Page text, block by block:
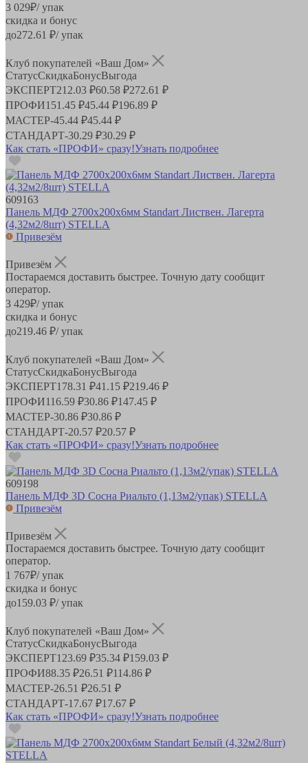
3 029₽/ упак
скидка и бонус
до272.61 ₽/ упак
Клуб покупателей «Ваш Дом»
СтатусСкидкаБонусВыгода
ЭКСПЕРТ212.03 ₽60.58 ₽272.61 ₽
ПРОФИ151.45 ₽45.44 ₽196.89 ₽
МАСТЕР-45.44 ₽45.44 ₽
СТАНДАРТ-30.29 ₽30.29 ₽
Как стать «ПРОФИ» сразу!Узнать подробнее
609163
Панель МДФ 2700х200х6мм Standart Листвен. Лагерта
(4,32м2/8шт) STELLA
Привезём
Привезём
Постараемся доставить быстрее. Точную дату сообщит
оператор.
3 429₽/ упак
скидка и бонус
до219.46 ₽/ упак
Клуб покупателей «Ваш Дом»
СтатусСкидкаБонусВыгода
ЭКСПЕРТ178.31 ₽41.15 ₽219.46 ₽
ПРОФИ116.59 ₽30.86 ₽147.45 ₽
МАСТЕР-30.86 ₽30.86 ₽
СТАНДАРТ-20.57 ₽20.57 ₽
Как стать «ПРОФИ» сразу!Узнать подробнее
609198
Панель МДФ 3D Сосна Риальто (1,13м2/упак) STELLA
Привезём
Привезём
Постараемся доставить быстрее. Точную дату сообщит
оператор.
1 767₽/ упак
скидка и бонус
до159.03 ₽/ упак
Клуб покупателей «Ваш Дом»
СтатусСкидкаБонусВыгода
ЭКСПЕРТ123.69 ₽35.34 ₽159.03 ₽
ПРОФИ88.35 ₽26.51 ₽114.86 ₽
МАСТЕР-26.51 ₽26.51 ₽
СТАНДАРТ-17.67 ₽17.67 ₽
Как стать «ПРОФИ» сразу!Узнать подробнее